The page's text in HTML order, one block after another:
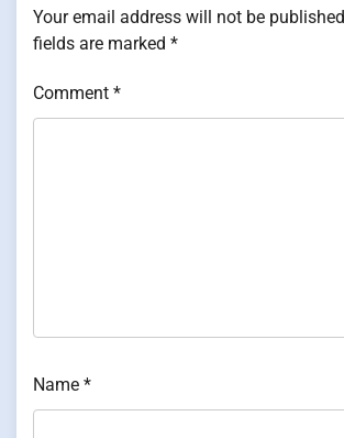
Your email address will not be
fields are marked *
Comment *
Name *